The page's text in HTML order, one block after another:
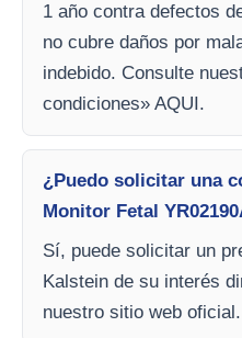
1 año contra defectos
no cubre daños por
indebido. Consulte
condiciones» AQUI.
¿Puedo solicitar una
Monitor Fetal
Sí, puede solicitar un
Kalstein de su interés
nuestro sitio web